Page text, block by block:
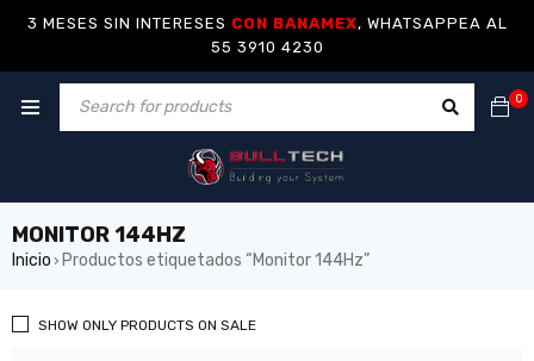
3 MESES SIN INTERESES CON BANAMEX, WHATSAPPEA AL
55 3910 4230
0
MONITOR 144HZ
Inicio › Productos etiquetados “Monitor 144Hz”
SHOW ONLY PRODUCTS ON SALE